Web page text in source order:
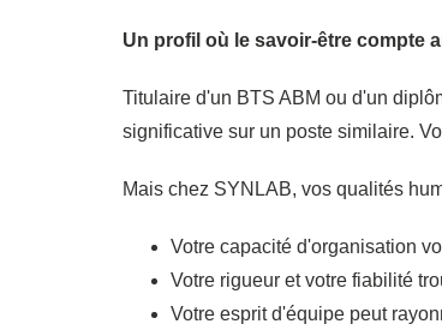
Un profil où le savoir-être compte
Titulaire d'un BTS ABM ou d'un
significative sur un poste similaire.
Mais chez SYNLAB, vos qualités
Votre capacité d'organisation
Votre rigueur et votre fiabilité
Votre esprit d'équipe peut